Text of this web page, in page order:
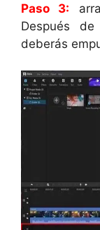
Paso 3:
Después
deberás